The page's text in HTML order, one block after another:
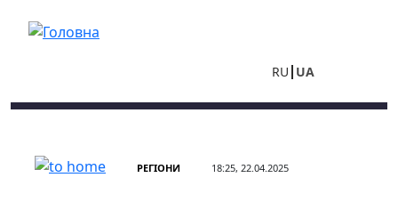
RU UA
РЕГІОНИ 18:25, 22.04.2025